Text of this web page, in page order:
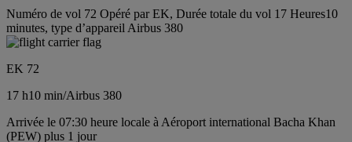
Numéro de vol 72 Opéré par EK, Durée totale du vol 17 Heures10
minutes, type d’appareil Airbus 380
EK 72
17 h10 min/Airbus 380
Arrivée le 07:30 heure locale à Aéroport international Bacha Khan
(PEW) plus 1 jour